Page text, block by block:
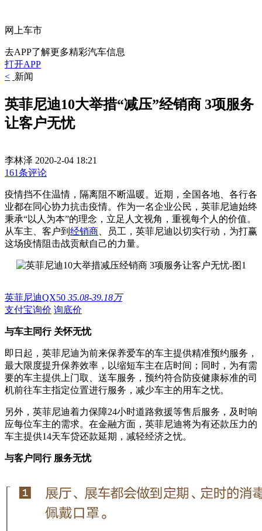
网上车市
去APP了解更多精彩汽车信息
打开APP
< 新闻
英菲尼迪10大举措“减压”经销商 3项服务
让客户无忧
李林泽 2020-2-04 18:21
161条评论
疫情挡不住温情，隔离阻不断温暖。近期， 全国各地、各行各
业都在同心协力抗击疫情。 作为一名企业公民， 英菲尼迪始终
秉承“以人为本”的理念，立足人文视角，重视每个人的价值。
从车主、客户到 经销商 、员工，英菲尼迪以切实行动， 为打赢
这场疫情阻击战贡献自己的力量。
英菲尼迪QX50 35.08-39.18万
支付宝询价 询底价
与车主同行 关怀无忧
即日起，英菲尼迪为前来保养爱车的车主提供精准预约服务，
最大限度提升保养效率，以缩短车主在店时间；同时，为有需
要的车主提供上门取、送车服务，预约符合防疫健康标准的司
机前往车主指定位置进行服务，减少车主的用车之忧。
另外，英菲尼迪着力保障24小时道路救援等售后服务，及时响
应每位车主的需求。在金融方面，英菲尼迪将为有还款压力的
车主提供14天车贷还款延期，减轻经济之忧。
与客户同行 服务无忧